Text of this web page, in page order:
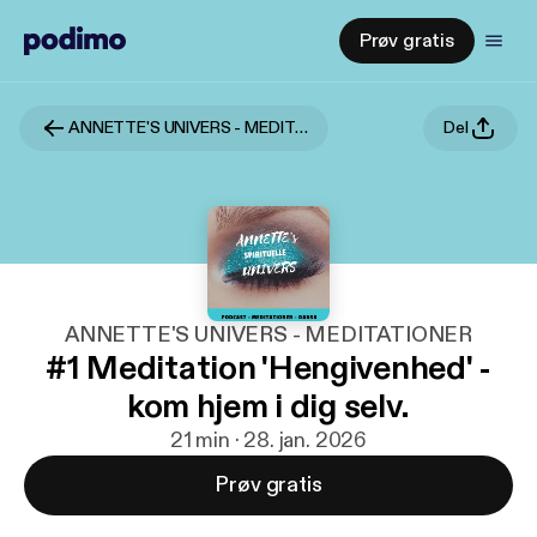
Prøv gratis
ANNETTE'S UNIVERS - MEDITATIONER Del
ANNETTE'S UNIVERS - MEDITATIONER
#1 Meditation 'Hengivenhed' -
kom hjem i dig selv.
21 min · 28. jan. 2026
Prøv gratis